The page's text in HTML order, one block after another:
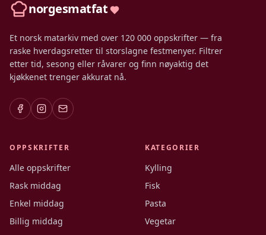
norgesmatfat
Et norsk matarkiv med over 120 000 oppskrifter — fra
raske hverdagsretter til storslagne festmenyer. Filtrer
etter tid, sesong eller råvarer og finn nøyaktig det
kjøkkenet trenger akkurat nå.
OPPSKRIFTER
Alle oppskrifter
Rask middag
Enkel middag
Billig middag
KATEGORIER
Kylling
Fisk
Pasta
Vegetar